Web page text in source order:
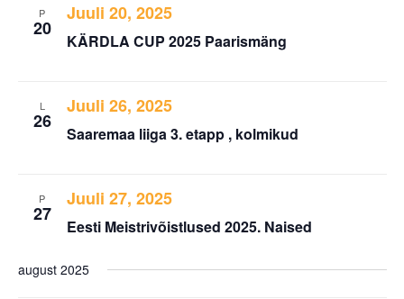
P
20
Juuli 20, 2025
KÄRDLA CUP 2025 Paarismäng
L
26
Juuli 26, 2025
Saaremaa liiga 3. etapp , kolmikud
P
27
Juuli 27, 2025
Eesti Meistrivõistlused 2025. Naised
august 2025